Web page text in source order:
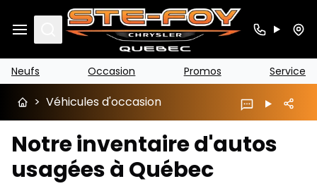
Search
Neufs Occasion Promos Service
> Véhicules d'occasion
Notre inventaire d'autos
usagées à Québec